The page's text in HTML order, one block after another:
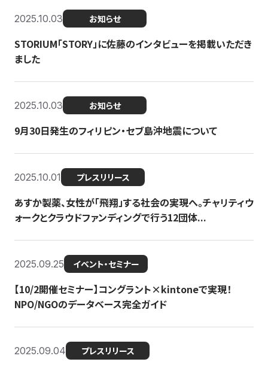
2025.10.03 お知らせ
STORIUM「STORY」に佐藤のインタビューを掲載いただき
ました
2025.10.03 お知らせ
9月30日発生のフィリピン・セブ島沖地震について
2025.10.01 プレスリリース
あすか製薬、女性が「飛翔」する社会の実現へ。チャリティウ
ォークとクラウドファンディングで行う12団体...
2025.09.25 イベント・セミナー
【10/2開催セミナー】コングラント×kintoneで実現！
NPO/NGOのデータベース完全ガイド
2025.09.04 プレスリリース